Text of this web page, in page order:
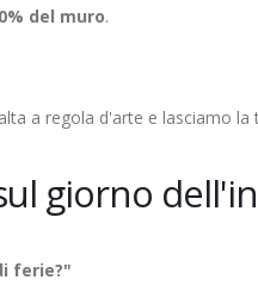
del muro.
a regola d'arte e lasciamo la
giorno
ferie?"